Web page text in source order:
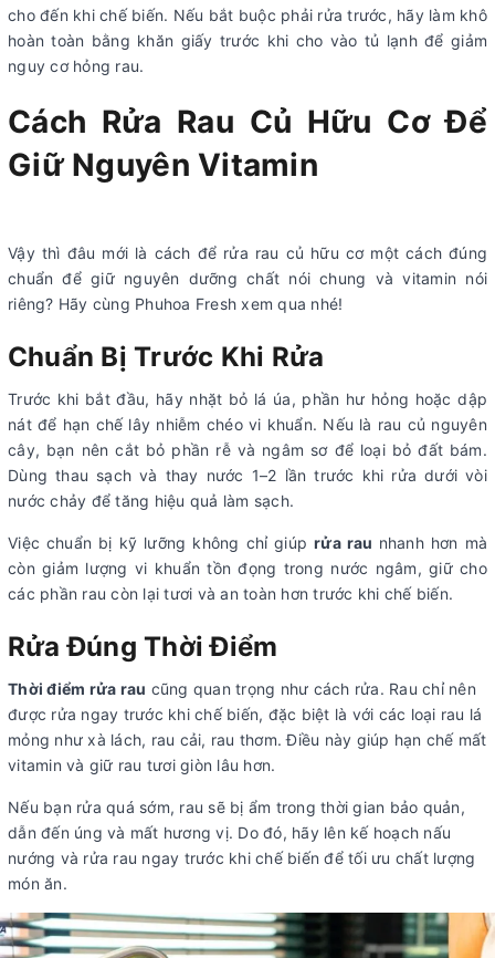
cho đến khi chế biến. Nếu bắt buộc phải rửa trước, hãy làm khô
hoàn toàn bằng khăn giấy trước khi cho vào tủ lạnh để giảm
nguy cơ hỏng rau.
Cách Rửa Rau Củ Hữu Cơ Để
Giữ Nguyên Vitamin
Vậy thì đâu mới là cách để rửa rau củ hữu cơ một cách đúng
chuẩn để giữ nguyên dưỡng chất nói chung và vitamin nói
riêng? Hãy cùng Phuhoa Fresh xem qua nhé!
Chuẩn Bị Trước Khi Rửa
Trước khi bắt đầu, hãy nhặt bỏ lá úa, phần hư hỏng hoặc dập
nát để hạn chế lây nhiễm chéo vi khuẩn. Nếu là rau củ nguyên
cây, bạn nên cắt bỏ phần rễ và ngâm sơ để loại bỏ đất bám.
Dùng thau sạch và thay nước 1–2 lần trước khi rửa dưới vòi
nước chảy để tăng hiệu quả làm sạch.
Việc chuẩn bị kỹ lưỡng không chỉ giúprửa rau nhanh hơn mà
còn giảm lượng vi khuẩn tồn đọng trong nước ngâm, giữ cho
các phần rau còn lại tươi và an toàn hơn trước khi chế biến.
Rửa Đúng Thời Điểm
Thời điểm rửa rau cũng quan trọng như cách rửa. Rau chỉ nên
được rửa ngay trước khi chế biến, đặc biệt là với các loại rau lá
mỏng như xà lách, rau cải, rau thơm. Điều này giúp hạn chế mất
vitamin và giữ rau tươi giòn lâu hơn.
Nếu bạn rửa quá sớm, rau sẽ bị ẩm trong thời gian bảo quản,
dẫn đến úng và mất hương vị. Do đó, hãy lên kế hoạch nấu
nướng và rửa rau ngay trước khi chế biến để tối ưu chất lượng
món ăn.